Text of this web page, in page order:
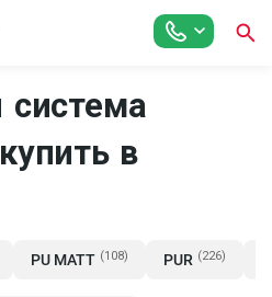
система
в
PU MATT (108) PUR (226)